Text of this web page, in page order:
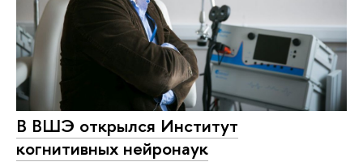
В ВШЭ открылся Институт
когнитивных нейронаук